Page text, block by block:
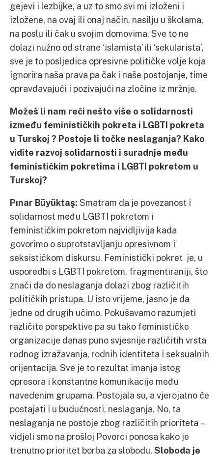
gejevi i lezbijke, a uz to smo svi mi izloženi i
izložene, na ovaj ili onaj način, nasilju u školama,
na poslu ili čak u svojim domovima. Sve to ne
dolazi nužno od strane ‘islamista’ ili ‘sekularista’,
sve je to posljedica opresivne političke volje koja
ignorira naša prava pa čak i naše postojanje, time
opravdavajući i pozivajući na zločine iz mržnje.
Možeš li nam reći nešto više o solidarnosti
između feminističkih pokreta i LGBTI pokreta
u Turskoj ? Postoje li točke neslaganja? Kako
vidite razvoj solidarnosti i suradnje među
feminističkim pokretima i LGBTI pokretom u
Turskoj?
Pınar Büyüktaş: Smatram da je povezanost i
solidarnost među LGBTI pokretom i
feminističkim pokretom najvidljivija kada
govorimo o suprotstavljanju opresivnom i
seksističkom diskursu. Feministički pokret je, u
usporedbi s LGBTI pokretom, fragmentiraniji, što
znači da do neslaganja dolazi zbog različitih
političkih pristupa. U isto vrijeme, jasno je da
jedne od drugih učimo. Pokušavamo razumjeti
različite perspektive pa su tako feminističke
organizacije danas puno svjesnije različitih vrsta
rodnog izražavanja, rodnih identiteta i seksualnih
orijentacija. Sve je to rezultat imanja istog
opresora i konstantne komunikacije među
navedenim grupama. Postojala su, a vjerojatno će
postajati i u budućnosti, neslaganja. No, ta
neslaganja ne postoje zbog različitih prioriteta –
vidjeli smo na prošloj Povorci ponosa kako je
trenutno prioritet borba za slobodu. Sloboda je